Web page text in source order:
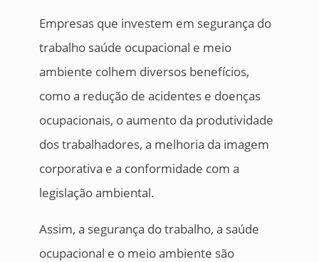
Empresas que investem em segurança do
trabalho saúde ocupacional e meio
ambiente colhem diversos benefícios,
como a redução de acidentes e doenças
ocupacionais, o aumento da produtividade
dos trabalhadores, a melhoria da imagem
corporativa e a conformidade com a
legislação ambiental.
Assim, a segurança do trabalho, a saúde
ocupacional e o meio ambiente são